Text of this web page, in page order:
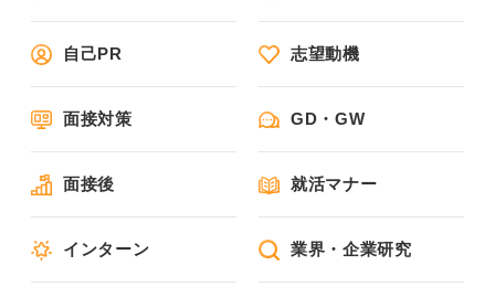
自己PR 志望動機
面接対策 GD・GW
面接後 就活マナー
インターン 業界・企業研究